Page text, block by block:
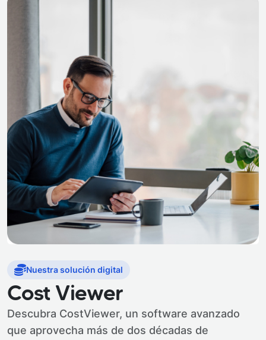
Nuestra solución digital
Cost Viewer
Descubra CostViewer, un software avanzado
que aprovecha más de dos décadas de